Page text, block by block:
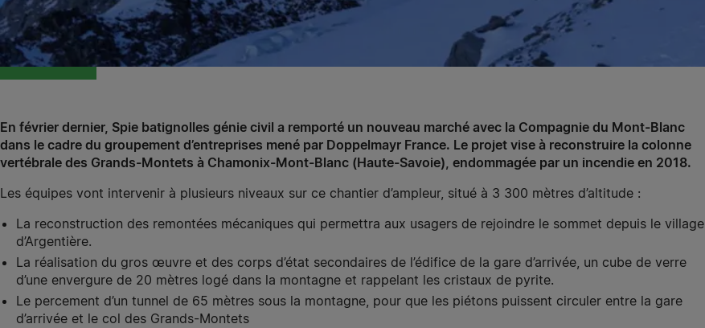
En février dernier, Spie batignolles génie civil a remporté un nouveau marché avec la Compagnie du Mont-Blanc
dans le cadre du groupement d’entreprises mené par Doppelmayr France. Le projet vise à reconstruire la colonne
vertébrale des Grands-Montets à Chamonix-Mont-Blanc (Haute-Savoie), endommagée par un incendie en 2018.
Les équipes vont intervenir à plusieurs niveaux sur ce chantier d’ampleur, situé à 3 300 mètres d’altitude :
La reconstruction des remontées mécaniques qui permettra aux usagers de rejoindre le sommet depuis le village
d’Argentière.
La réalisation du gros œuvre et des corps d’état secondaires de l’édifice de la gare d’arrivée, un cube de verre
d’une envergure de 20 mètres logé dans la montagne et rappelant les cristaux de pyrite.
Le percement d’un tunnel de 65 mètres sous la montagne, pour que les piétons puissent circuler entre la gare
d’arrivée et le col des Grands-Montets